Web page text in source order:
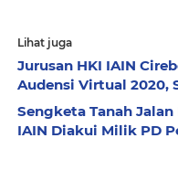
Lihat juga
Jurusan HKI IAIN
Audensi Virtual 2020,
Sengketa Tanah
IAIN Diakui Milik PD